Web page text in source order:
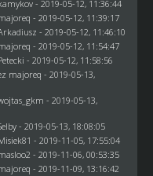
- 2019-05-12, 11:36:44
- 2019-05-12, 11:39:17
- 2019-05-12, 11:46:10
- 2019-05-12, 11:54:47
- 2019-05-12, 11:58:56
majoreq - 2019-05-13,
- 2019-05-13,
- 2019-05-13, 18:08:05
- 2019-11-05, 17:55:04
- 2019-11-06, 00:53:35
- 2019-11-09, 13:16:42